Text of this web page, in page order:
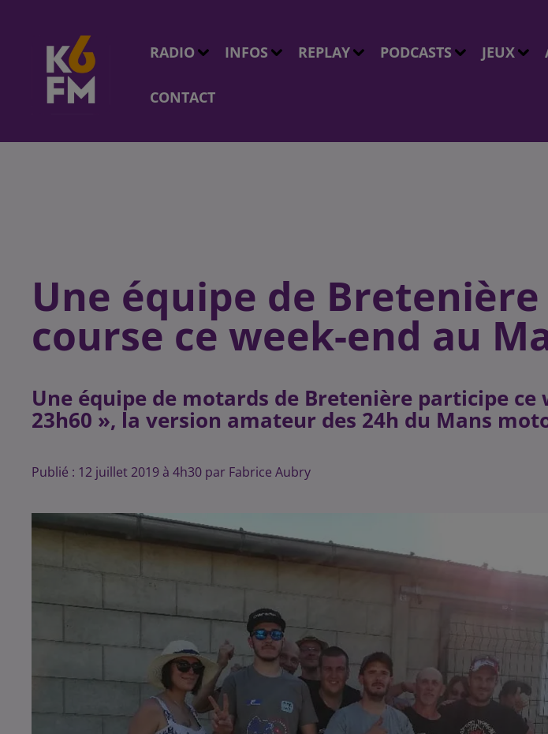
RADIO INFOS REPLAY PODCASTS JEUX
CONTACT
Une équipe de Bretenière
course ce week-end au
Une équipe de motards de Bretenière participe ce
23h60 », la version amateur des 24h du Mans
Publié : 12 juillet 2019 à 4h30 par Fabrice Aubry